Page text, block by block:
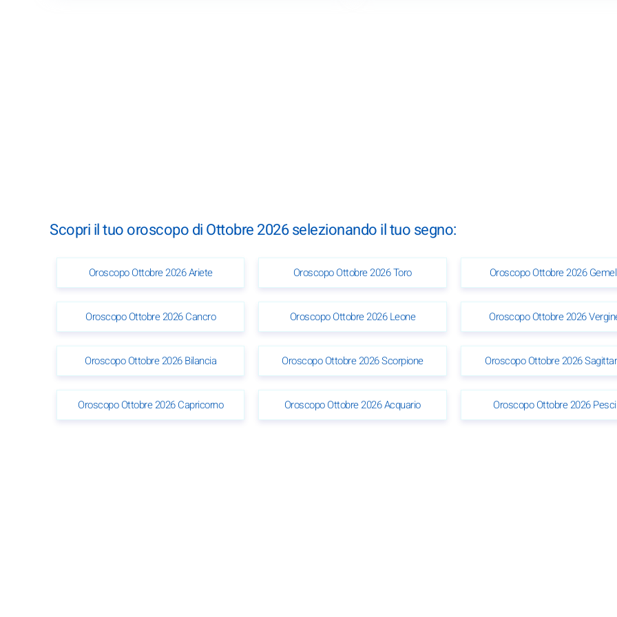
Scopri il tuo oroscopo di Ottobre 2026 selezionando il tuo segno:
Oroscopo Ottobre 2026 Ariete Oroscopo Ottobre 2026 Toro Oroscopo Ottobre 2026
Oroscopo Ottobre 2026 Cancro Oroscopo Ottobre 2026 Leone Oroscopo Ottobre 2026
Oroscopo Ottobre 2026 Bilancia Oroscopo Ottobre 2026 Scorpione Oroscopo Ottobre 2026
Oroscopo Ottobre 2026 Capricorno Oroscopo Ottobre 2026 Acquario Oroscopo Ottobre 2026 Pesci